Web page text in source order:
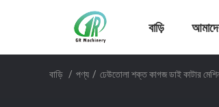
বাড়ি
বাড়ি / পণ্য / ঢেউতোলা শক্ত কাগজ ডাই কাটার